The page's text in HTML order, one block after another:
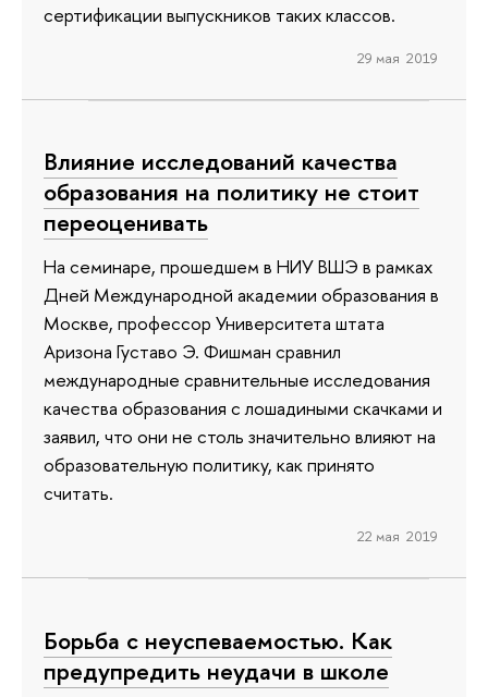
сертификации выпускников таких классов.
29 мая 2019
Влияние исследований качества
образования на политику не стоит
переоценивать
На семинаре, прошедшем в НИУ ВШЭ в рамках
Дней Международной академии образования в
Москве, профессор Университета штата
Аризона Густаво Э. Фишман сравнил
международные сравнительные исследования
качества образования с лошадиными скачками и
заявил, что они не столь значительно влияют на
образовательную политику, как принято
считать.
22 мая 2019
Борьба с неуспеваемостью. Как
предупредить неудачи в школе